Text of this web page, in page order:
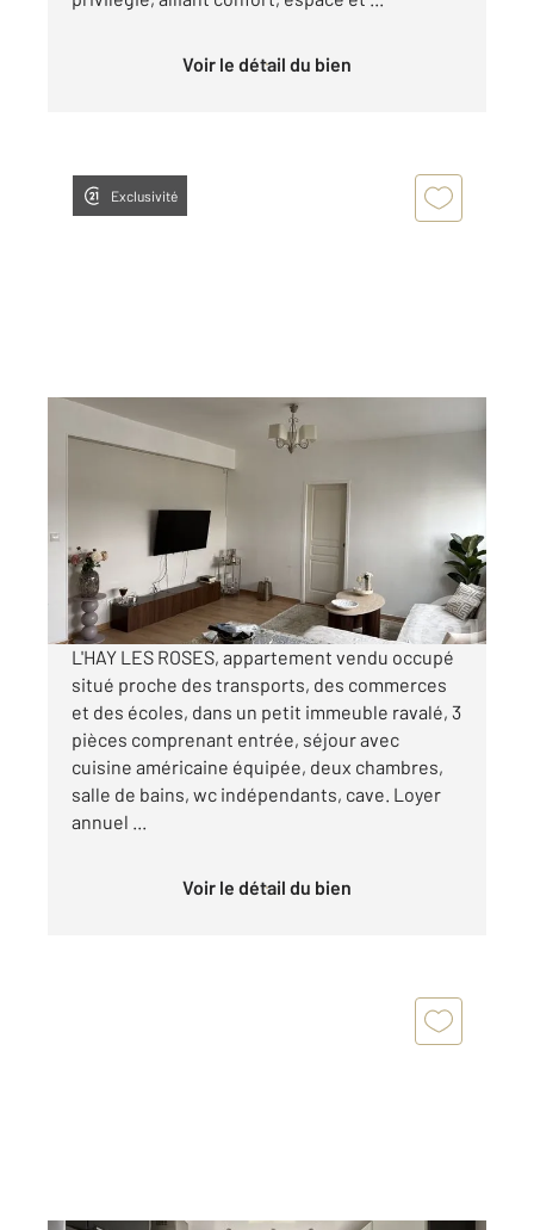
Voir le détail du bien
Exclusivité
L HAY LES ROSES 94
54,90 m2, 3 pièces
Appartement F3 à vendre
215 000 €
Visiter le site dédié
L'HAY LES ROSES, appartement vendu occupé
situé proche des transports, des commerces
et des écoles, dans un petit immeuble ravalé, 3
pièces comprenant entrée, séjour avec
cuisine américaine équipée, deux chambres,
salle de bains, wc indépendants, cave. Loyer
annuel ...
Voir le détail du bien